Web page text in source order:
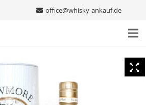
office@whisky-ankauf.de